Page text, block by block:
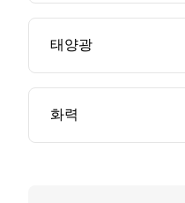
태양광
화력